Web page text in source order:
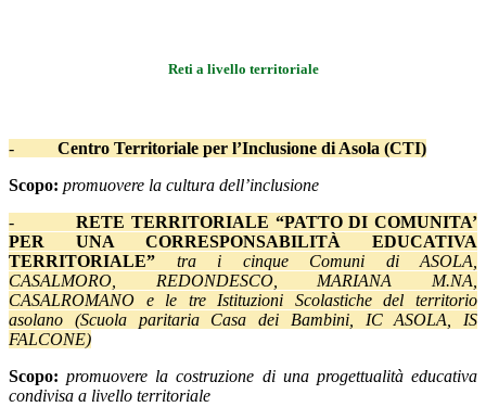
Reti a livello territoriale
-
Centro Territoriale per l’Inclusione di Asola (CTI)
Scopo: promuovere la cultura dell’inclusione
-RETE TERRITORIALE “PATTO DI COMUNITA’
PER UNA CORRESPONSABILITÀ EDUCATIVA
TERRITORIALE”
tra i cinque Comuni di ASOLA,
CASALMORO, REDONDESCO, MARIANA M.NA,
CASALROMANO e le tre Istituzioni Scolastiche del territorio
asolano (Scuola paritaria Casa dei Bambini, IC ASOLA, IS
FALCONE)
Scopo: promuovere la costruzione di una progettualità educativa
condivisa a livello territoriale